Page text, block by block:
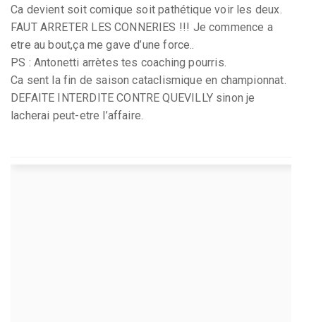
Ca devient soit comique soit pathétique voir les deux.
FAUT ARRETER LES CONNERIES !!! Je commence a
etre au bout,ça me gave d’une force..
PS : Antonetti arrètes tes coaching pourris.
Ca sent la fin de saison cataclismique en championnat.
DEFAITE INTERDITE CONTRE QUEVILLY sinon je
lacherai peut-etre l’affaire.